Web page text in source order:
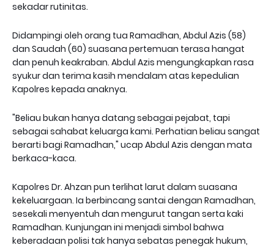
sekadar rutinitas.
Didampingi oleh orang tua Ramadhan, Abdul Azis (58)
dan Saudah (60) suasana pertemuan terasa hangat
dan penuh keakraban. Abdul Azis mengungkapkan rasa
syukur dan terima kasih mendalam atas kepedulian
Kapolres kepada anaknya.
"Beliau bukan hanya datang sebagai pejabat, tapi
sebagai sahabat keluarga kami. Perhatian beliau sangat
berarti bagi Ramadhan," ucap Abdul Azis dengan mata
berkaca-kaca.
Kapolres Dr. Ahzan pun terlihat larut dalam suasana
kekeluargaan. Ia berbincang santai dengan Ramadhan,
sesekali menyentuh dan mengurut tangan serta kaki
Ramadhan. Kunjungan ini menjadi simbol bahwa
keberadaan polisi tak hanya sebatas penegak hukum,